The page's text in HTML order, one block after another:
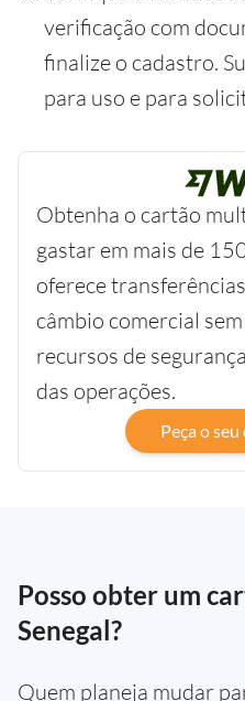
verificação com
finalize o cadastro.
para uso e para
Obtenha o cartão
gastar em mais de
oferece
câmbio comercial
recursos de
das operações.
Peça o
Posso obter um
Senegal?
Quem planeja mudar